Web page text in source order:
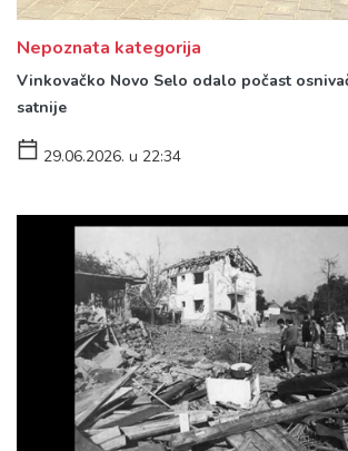
Nepoznata kategorija
Vinkovačko Novo Selo odalo počast
satnije
29.06.2026. u 22:34